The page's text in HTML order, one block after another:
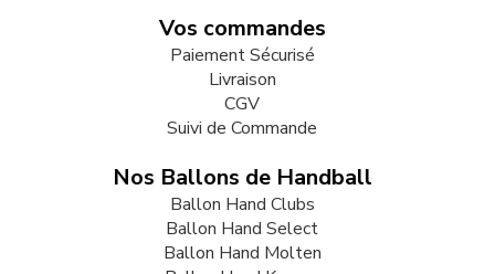
Vos commandes
Paiement Sécurisé
Livraison
CGV
Suivi de Commande
Nos Ballons de Handball
Ballon Hand Clubs
Ballon Hand Select
Ballon Hand Molten